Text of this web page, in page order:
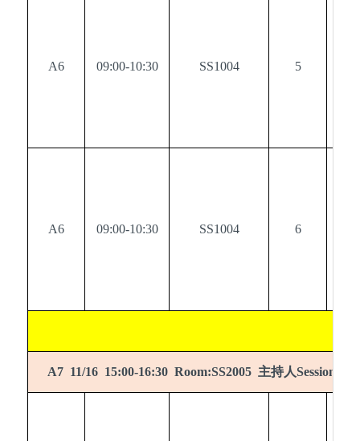
A6 09:00-10:30 SS1004 5
A6 09:00-10:30 SS1004 6
A7 11/16 15:00-16:30 Room:SS2005 主持人Session